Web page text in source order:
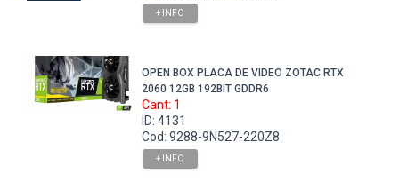
+ INFO
OPEN BOX PLACA DE VIDEO ZOTAC RTX
2060 12GB 192BIT GDDR6
Cant: 1
ID: 4131
Cod: 9288-9N527-220Z8
+ INFO